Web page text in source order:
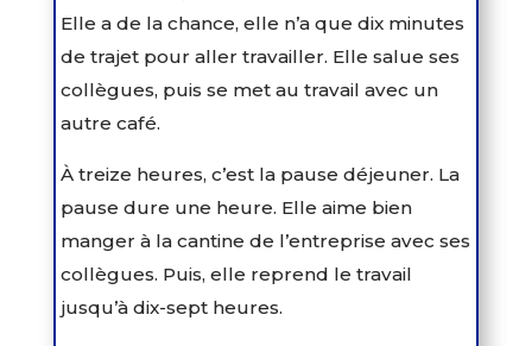
Elle a de la chance, elle n’a que dix minutes
de trajet pour aller travailler. Elle salue ses
collègues, puis se met au travail avec un
autre café.
À treize heures, c’est la pause déjeuner. La
pause dure une heure. Elle aime bien
manger à la cantine de l’entreprise avec ses
collègues. Puis, elle reprend le travail
jusqu’à dix-sept heures.